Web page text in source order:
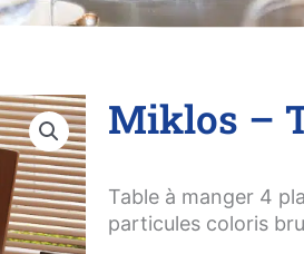
Miklos –
Table à manger 4
particules coloris